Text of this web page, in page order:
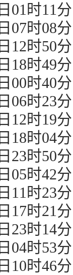
01时11分
07时08分
12时50分
18时49分
00时40分
06时23分
12时19分
18时04分
23时50分
05时42分
11时23分
17时21分
23时14分
04时53分
10时46分